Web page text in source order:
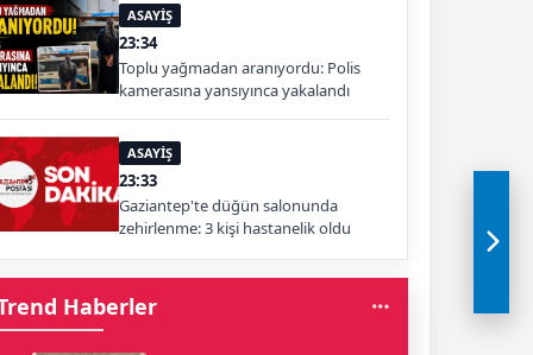
ASAYİŞ
23:34
Toplu yağmadan aranıyordu: Polis
kamerasına yansıyınca yakalandı
ASAYİŞ
23:33
Gaziantep'te düğün salonunda
zehirlenme: 3 kişi hastanelik oldu
Haberler